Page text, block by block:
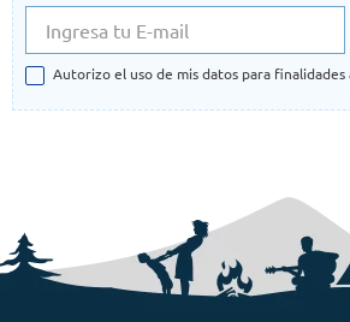
Autorizo el uso de mis datos para finalidades